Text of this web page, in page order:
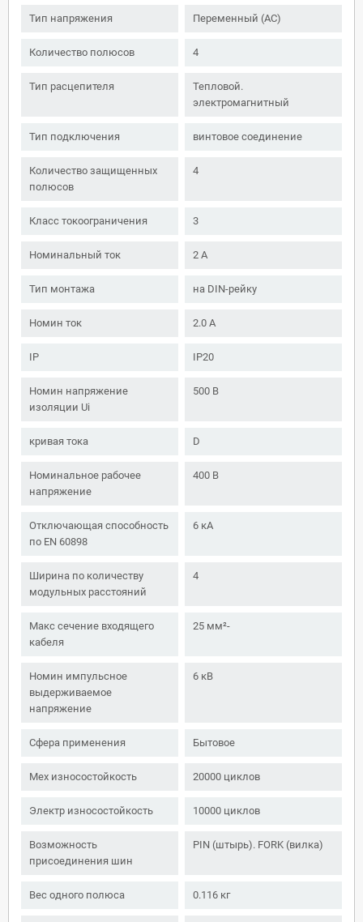
Тип напряжения Переменный (AC)
Количество полюсов 4
Тип расцепителя
Тепловой.
электромагнитный
Тип подключения винтовое соединение
Количество защищенных
полюсов
4
Класс токоограничения 3
Номинальный ток 2 А
Тип монтажа на DIN-рейку
Номин ток 2.0 А
IP IP20
Номин напряжение
изоляции Ui
500 В
кривая тока D
Номинальное рабочее
напряжение
400 В
Отключающая способность
по EN 60898
6 кА
Ширина по количеству
модульных расстояний
4
Макс сечение входящего
кабеля
25 мм²-
Номин импульсное
выдерживаемое
напряжение
6 кВ
Сфера применения Бытовое
Мех износостойкость 20000 циклов
Электр износостойкость 10000 циклов
Возможность
присоединения шин
PIN (штырь). FORK (вилка)
Вес одного полюса 0.116 кг